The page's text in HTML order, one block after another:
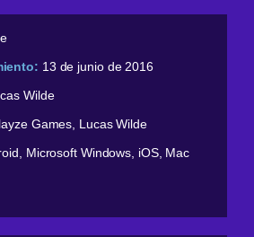
13 de junio de 2016
Wilde
Games, Lucas Wilde
Microsoft Windows, iOS, Mac